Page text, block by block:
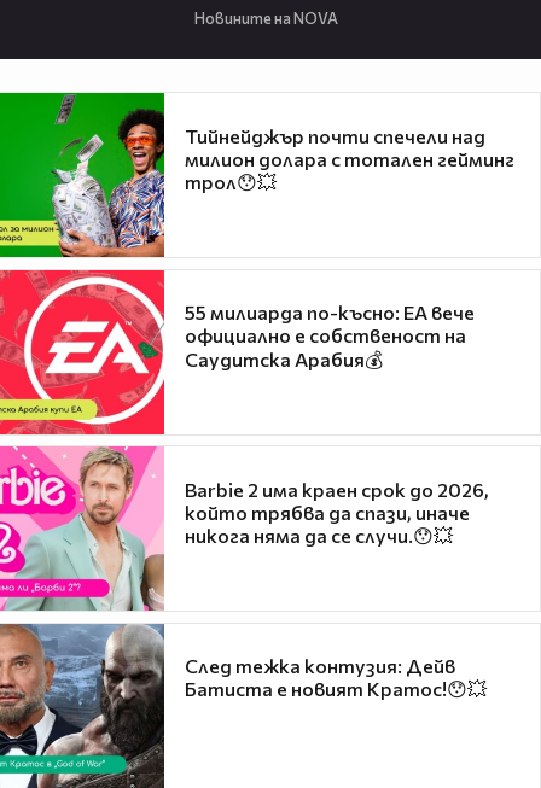
Новините на NOVA
Тийнейджър почти спечели над
милион долара с тотален гейминг
трол😯💥
55 милиарда по-късно: EA вече
официално е собственост на
Саудитска Арабия💰
Barbie 2 има краен срок до 2026,
който трябва да спази, иначе
никога няма да се случи.😯💥
След тежка контузия: Дейв
Батиста е новият Кратос!😯💥